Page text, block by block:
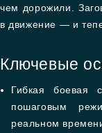
чем дорожили.
в движение — и
Ключевые
Гибкая боевая
пошаговым
реальном